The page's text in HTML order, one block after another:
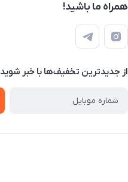
همراه ما باشید!
از جدید‌ترین تخفیف‌ها با‌ خبر شوید